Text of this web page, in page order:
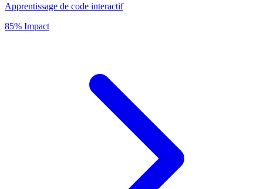
Apprentissage de code interactif
85% Impact